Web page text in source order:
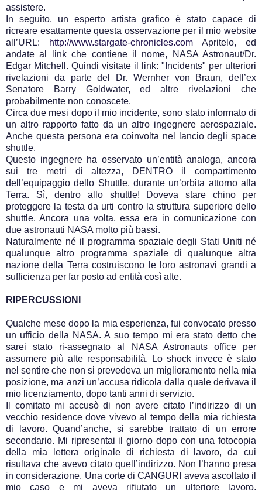
assistere.
In seguito, un esperto artista grafico è stato capace di
ricreare esattamente questa osservazione per il mio website
all’URL:
http://www.stargate-chronicles.com Apritelo, ed
andate al link che contiene il nome, NASA Astronaut/Dr.
Edgar Mitchell. Quindi visitate il link: "Incidents" per ulteriori
rivelazioni da parte del Dr. Wernher von Braun, dell’ex
Senatore Barry Goldwater, ed altre rivelazioni che
probabilmente non conoscete.
Circa due mesi dopo il mio incidente, sono stato informato di
un altro rapporto fatto da un altro ingegnere aerospaziale.
Anche questa persona era coinvolta nel lancio degli space
shuttle.
Questo ingegnere ha osservato un’entità analoga, ancora
sui tre metri di altezza, DENTRO il compartimento
dell’equipaggio dello Shuttle, durante un’orbita attorno alla
Terra. Sì, dentro allo shuttle! Doveva stare chino per
proteggere la testa da urti contro la struttura superiore dello
shuttle. Ancora una volta, essa era in comunicazione con
due astronauti NASA molto più bassi.
Naturalmente né il programma spaziale degli Stati Uniti né
qualunque altro programma spaziale di qualunque altra
nazione della Terra costruiscono le loro astronavi grandi a
sufficienza per far posto ad entità così alte.
RIPERCUSSIONI
Qualche mese dopo la mia esperienza, fui convocato presso
un ufficio della NASA. A suo tempo mi era stato detto che
sarei stato ri-assegnato al NASA Astronauts office per
assumere più alte responsabilità. Lo shock invece è stato
nel sentire che non si prevedeva un miglioramento nella mia
posizione, ma anzi un’accusa ridicola dalla quale derivava il
mio licenziamento, dopo tanti anni di servizio.
Il comitato mi accusò di non avere citato l’indirizzo di un
vecchio residence dove vivevo al tempo della mia richiesta
di lavoro. Quand’anche, si sarebbe trattato di un errore
secondario. Mi ripresentai il giorno dopo con una fotocopia
della mia lettera originale di richiesta di lavoro, da cui
risultava che avevo citato quell’indirizzo. Non l’hanno presa
in considerazione. Una corte di CANGURI aveva ascoltato il
mio caso e mi aveva rifiutato un ulteriore lavoro,